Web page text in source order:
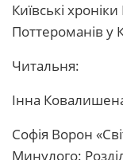
Київські
Поттероманів у
Читальня:
Інна
Софія Ворон
Минулого: